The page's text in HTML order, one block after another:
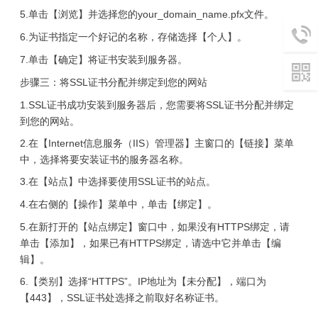
5.单击【浏览】并选择您的your_domain_name.pfx文件。
6.为证书指定一个好记的名称，存储选择【个人】。
7.单击【确定】将证书安装到服务器。
步骤三：将SSL证书分配并绑定到您的网站
1.SSL证书成功安装到服务器后，您需要将SSL证书分配并绑定
到您的网站。
2.在【Internet信息服务（IIS）管理器】主窗口的【链接】菜单
中，选择将要安装证书的服务器名称。
3.在【站点】中选择要使用SSL证书的站点。
4.在右侧的【操作】菜单中，单击【绑定】。
5.在新打开的【站点绑定】窗口中，如果没有HTTPS绑定，请
单击【添加】，如果已有HTTPS绑定，请选中它并单击【编
辑】。
6.【类别】选择“HTTPS”。IP地址为【未分配】，端口为
【443】，SSL证书处选择之前取好名称证书。